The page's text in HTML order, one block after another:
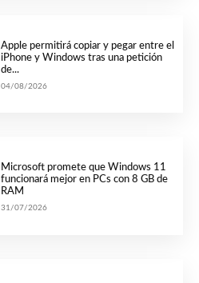
Apple permitirá copiar y pegar entre el
iPhone y Windows tras una petición
de...
04/08/2026
Microsoft promete que Windows 11
funcionará mejor en PCs con 8 GB de
RAM
31/07/2026